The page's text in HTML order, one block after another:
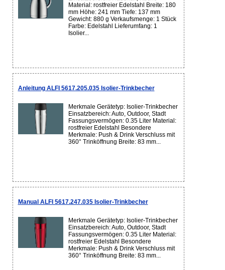
Material: rostfreier Edelstahl Breite: 180
mm Höhe: 241 mm Tiefe: 137 mm
Gewicht: 880 g Verkaufsmenge: 1 Stück
Farbe: Edelstahl Lieferumfang: 1
Isolier...
Anleitung ALFI 5617.205.035 Isolier-Trinkbecher
Merkmale Gerätetyp: Isolier-Trinkbecher
Einsatzbereich: Auto, Outdoor, Stadt
Fassungsvermögen: 0.35 Liter Material:
rostfreier Edelstahl Besondere
Merkmale: Push & Drink Verschluss mit
360° Trinköffnung Breite: 83 mm...
Manual ALFI 5617.247.035 Isolier-Trinkbecher
Merkmale Gerätetyp: Isolier-Trinkbecher
Einsatzbereich: Auto, Outdoor, Stadt
Fassungsvermögen: 0.35 Liter Material:
rostfreier Edelstahl Besondere
Merkmale: Push & Drink Verschluss mit
360° Trinköffnung Breite: 83 mm...